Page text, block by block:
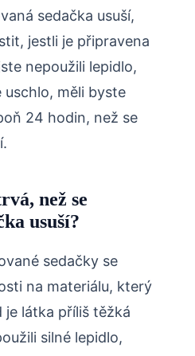
sedačka usuší,
jestli je připravena
nepoužili lepidlo,
měli byste
24 hodin, než se
než se
usuší?
sedačky se
na materiálu, který
je látka příliš těžká
silné lepidlo,